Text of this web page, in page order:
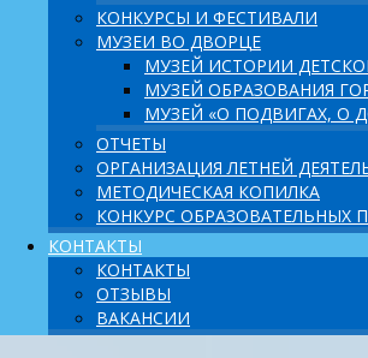
КОНКУРСЫ И ФЕСТИВАЛИ
МУЗЕИ ВО ДВОРЦЕ
МУЗЕЙ ИСТОРИИ
МУЗЕЙ ОБРАЗОВАНИЯ
МУЗЕЙ «О ПОДВИГАХ, О
ОТЧЕТЫ
ОРГАНИЗАЦИЯ ЛЕТНЕЙ
МЕТОДИЧЕСКАЯ КОПИЛКА
КОНКУРС ОБРАЗОВАТЕЛЬНЫХ
КОНТАКТЫ
КОНТАКТЫ
ОТЗЫВЫ
ВАКАНСИИ